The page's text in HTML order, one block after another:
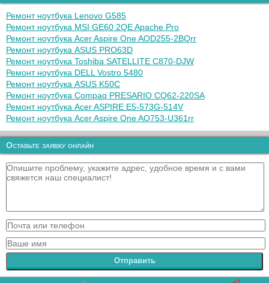
Ремонт ноутбука Lenovo G585
Ремонт ноутбука MSI GE60 2QE Apache Pro
Ремонт ноутбука Acer Aspire One AOD255-2BQrr
Ремонт ноутбука ASUS PRO63D
Ремонт ноутбука Toshiba SATELLITE C870-DJW
Ремонт ноутбука DELL Vostro 5480
Ремонт ноутбука ASUS K50C
Ремонт ноутбука Compaq PRESARIO CQ62-220SA
Ремонт ноутбука Acer ASPIRE E5-573G-514V
Ремонт ноутбука Acer Aspire One AO753-U361rr
Оставьте заявку онлайн
Отправить